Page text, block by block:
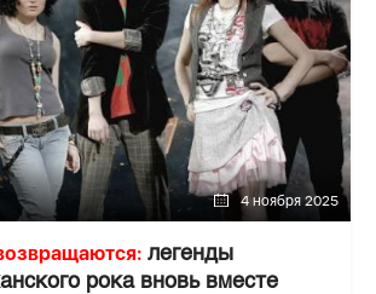
4 ноября 2025
легенды
рока вновь вместе